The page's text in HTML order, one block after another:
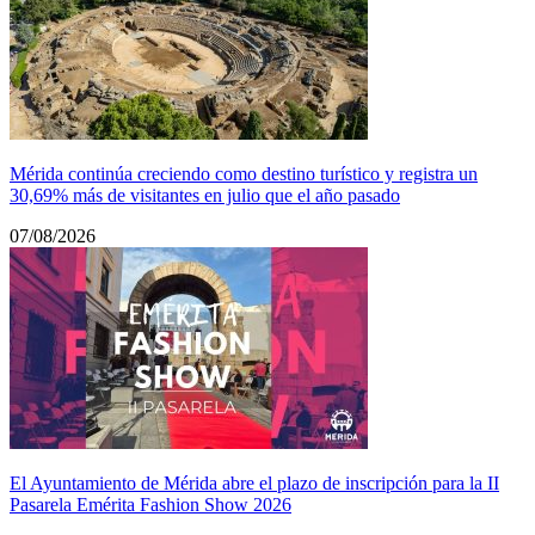
Mérida continúa creciendo como destino turístico y registra un
30,69% más de visitantes en julio que el año pasado
07/08/2026
El Ayuntamiento de Mérida abre el plazo de inscripción para la II
Pasarela Emérita Fashion Show 2026